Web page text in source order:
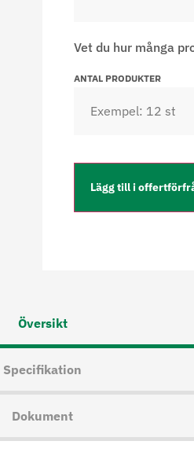
Vet du hur många
ANTAL PRODUKTER
Lägg till i
Översikt
Specifikation
Dokument